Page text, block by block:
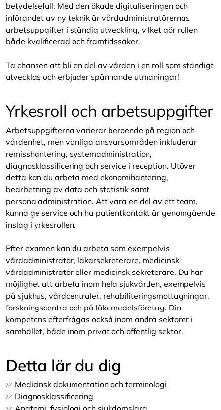
betydelsefull. Med den ökade digitaliseringen och
införandet av ny teknik är vårdadministratörernas
arbetsuppgifter i ständig utveckling, vilket gör rollen
både kvalificerad och framtidssäker.
Ta chansen att bli en del av vården i en roll som ständigt
utvecklas och erbjuder spännande utmaningar!
Yrkesroll och arbetsuppgifter
Arbetsuppgifterna varierar beroende på region och
vårdenhet, men vanliga ansvarsområden inkluderar
remisshantering, systemadministration,
diagnosklassificering och service i reception. Utöver
detta kan du arbeta med ekonomihantering,
bearbetning av data och statistik samt
personaladministration. Att vara en del av ett team,
kunna ge service och ha patientkontakt är genomgående
inslag i yrkesrollen.
Efter examen kan du arbeta som exempelvis
vårdadministratör, läkarsekreterare, medicinsk
vårdadministratör eller medicinsk sekreterare. Du har
möjlighet att arbeta inom hela sjukvården, exempelvis
på sjukhus, vårdcentraler, rehabiliteringsmottagningar,
forskningscentra och på läkemedelsföretag. Din
kompetens efterfrågas också inom andra sektorer i
samhället, både inom privat och offentlig sektor.
Detta lär du dig
✅ Medicinsk dokumentation och terminologi
✅ Diagnosklassificering